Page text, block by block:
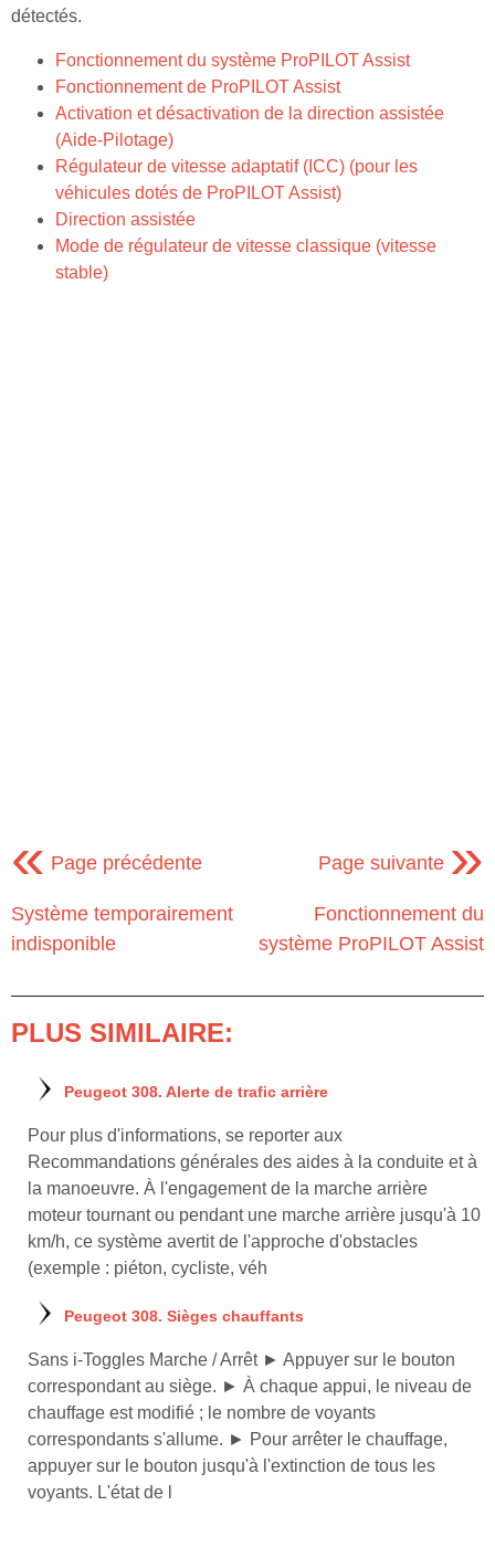
détectés.
Fonctionnement du système ProPILOT Assist
Fonctionnement de ProPILOT Assist
Activation et désactivation de la direction assistée
(Aide-Pilotage)
Régulateur de vitesse adaptatif (ICC) (pour les
véhicules dotés de ProPILOT Assist)
Direction assistée
Mode de régulateur de vitesse classique (vitesse
stable)
« Page précédente
Système temporairement
indisponible
Page suivante »
Fonctionnement du
système ProPILOT Assist
PLUS SIMILAIRE:
Peugeot 308. Alerte de trafic arrière
Pour plus d'informations, se reporter aux
Recommandations générales des aides à la conduite et à
la manoeuvre. À l'engagement de la marche arrière
moteur tournant ou pendant une marche arrière jusqu'à 10
km/h, ce système avertit de l'approche d'obstacles
(exemple : piéton, cycliste, véh
Peugeot 308. Sièges chauffants
Sans i-Toggles Marche / Arrêt ► Appuyer sur le bouton
correspondant au siège. ► À chaque appui, le niveau de
chauffage est modifié ; le nombre de voyants
correspondants s'allume. ► Pour arrêter le chauffage,
appuyer sur le bouton jusqu'à l'extinction de tous les
voyants. L'état de l